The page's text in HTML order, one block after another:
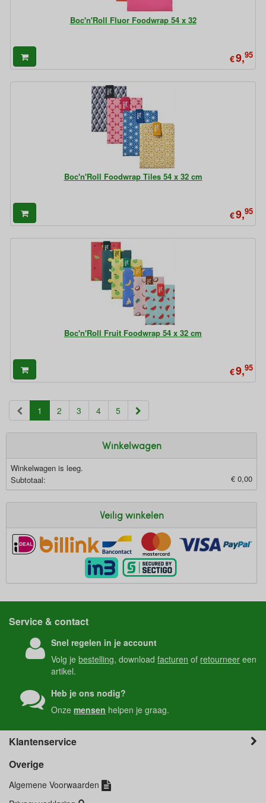
Boc'n'Roll Fluor Foodwrap 54 x 32
€9,95
Boc'n'Roll Foodwrap Tiles 54 x 32 cm
€9,95
Boc'n'Roll Fruit Foodwrap 54 x 32 cm
€9,95
1 (current)
2 3 4 5
Winkelwagen
Winkelwagen is leeg.
Subtotaal:
€ 0,00
Veilig winkelen
Service & contact
Snel regelen in je account
Volg jebestelling, downloadfacturen of retourneer een
artikel.
Heb je ons nodig?
Onzemensen helpen je graag.
Klantenservice
Overige
Algemene Voorwaarden